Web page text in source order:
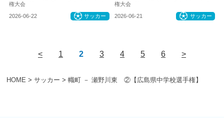
HOME > サッカー > 幟町 － 瀬野川東 ②【広島県中学校選手権】
権大会
2026-06-22 サッカー
権大会
2026-06-21 サッカー
< 1 2 3 4 5 6 >